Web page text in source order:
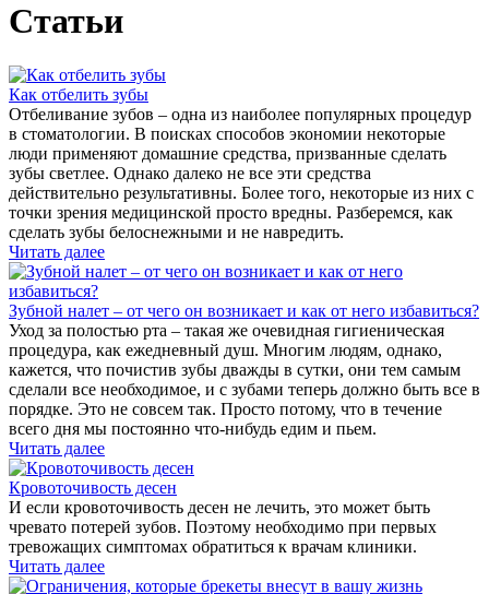
Статьи
Как отбелить зубы
Отбеливание зубов – одна из наиболее популярных процедур
в стоматологии. В поисках способов экономии некоторые
люди применяют домашние средства, призванные сделать
зубы светлее. Однако далеко не все эти средства
действительно результативны. Более того, некоторые из них с
точки зрения медицинской просто вредны. Разберемся, как
сделать зубы белоснежными и не навредить.
Читать далее
Зубной налет – от чего он возникает и как от него избавиться?
Уход за полостью рта – такая же очевидная гигиеническая
процедура, как ежедневный душ. Многим людям, однако,
кажется, что почистив зубы дважды в сутки, они тем самым
сделали все необходимое, и с зубами теперь должно быть все в
порядке. Это не совсем так. Просто потому, что в течение
всего дня мы постоянно что-нибудь едим и пьем.
Читать далее
Кровоточивость десен
И если кровоточивость десен не лечить, это может быть
чревато потерей зубов. Поэтому необходимо при первых
тревожащих симптомах обратиться к врачам клиники.
Читать далее